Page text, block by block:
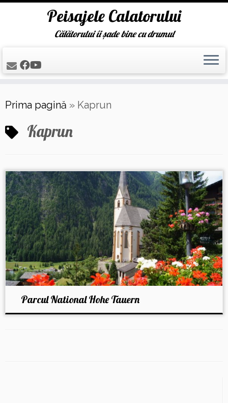
to
content
Peisajele Calatorului
Călătorului îi șade bine cu drumul
Prima pagină » Kaprun
Kaprun
Parcul National Hohe Tauern